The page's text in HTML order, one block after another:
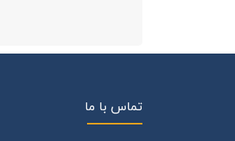
تماس با ما